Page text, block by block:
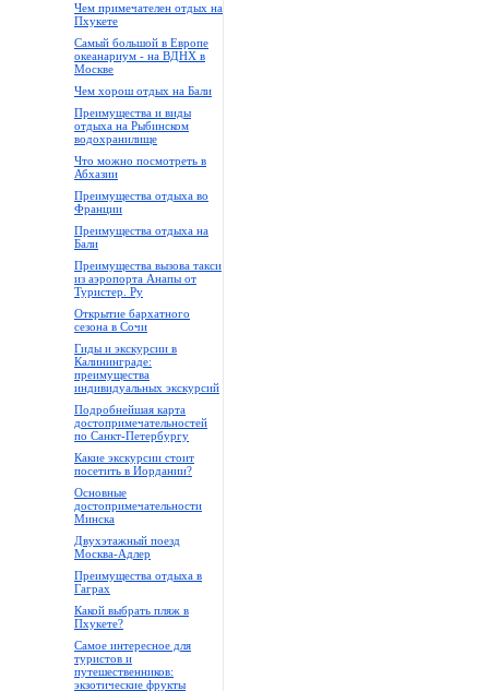
Чем примечателен отдых на
Пхукете
Самый большой в Европе
океанариум - на ВДНХ в
Москве
Чем хорош отдых на Бали
Преимущества и виды
отдыха на Рыбинском
водохранилище
Что можно посмотреть в
Абхазии
Преимущества отдыха во
Франции
Преимущества отдыха на
Бали
Преимущества вызова такси
из аэропорта Анапы от
Туристер. Ру
Открытие бархатного
сезона в Сочи
Гиды и экскурсии в
Калининграде:
преимущества
индивидуальных экскурсий
Подробнейшая карта
достопримечательностей
по Санкт-Петербургу
Какие экскурсии стоит
посетить в Иордании?
Основные
достопримечательности
Минска
Двухэтажный поезд
Москва-Адлер
Преимущества отдыха в
Гаграх
Какой выбрать пляж в
Пхукете?
Самое интересное для
туристов и
путешественников:
экзотические фрукты